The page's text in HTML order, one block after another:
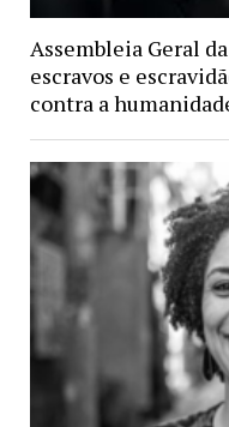
Assembleia Geral
escravos e
contra a